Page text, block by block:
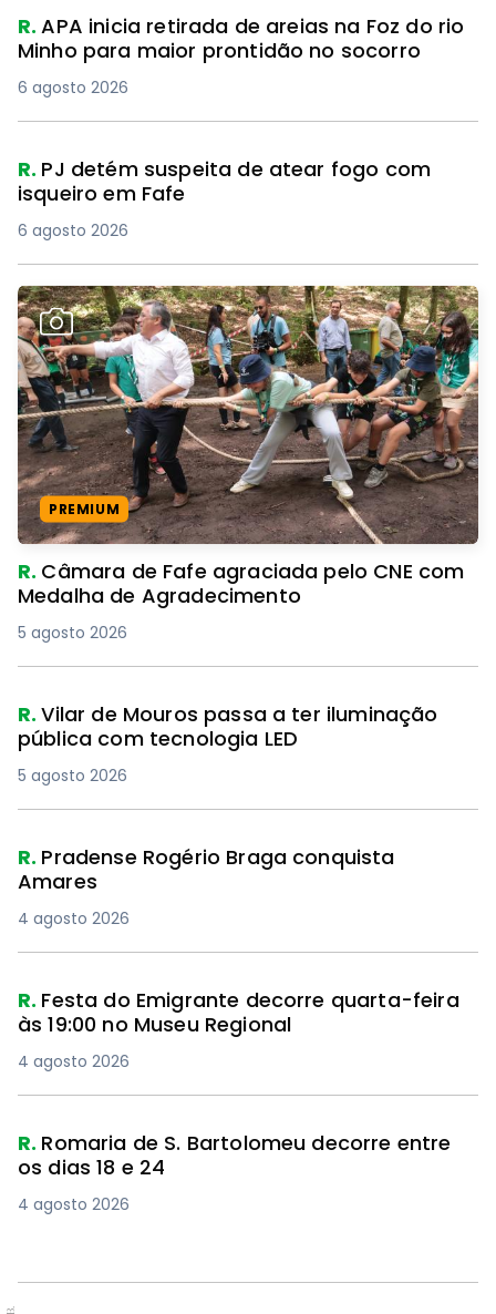
R.APA inicia retirada de areias na Foz do rio
Minho para maior prontidão no socorro
6 agosto 2026
R. PJ detém suspeita de atear fogo com
isqueiro em Fafe
6 agosto 2026
PREMIUM
R. Câmara de Fafe agraciada pelo CNE com
Medalha de Agradecimento
5 agosto 2026
R.Vilar de Mouros passa a ter iluminação
pública com tecnologia LED
5 agosto 2026
R. Pradense Rogério Braga conquista
Amares
4 agosto 2026
R. Festa do Emigrante decorre quarta-feira
às 19:00 no Museu Regional
4 agosto 2026
R. Romaria de S. Bartolomeu decorre entre
os dias 18 e 24
4 agosto 2026